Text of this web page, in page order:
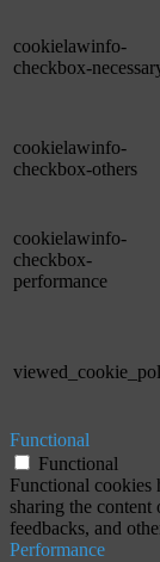
cookielawinfo-
checkbox-
cookielawinfo-
checkbox-others
cookielawinfo-
checkbox-
performance
Functional
Functional
Functional cookies
sharing the
feedbacks, and
Performance